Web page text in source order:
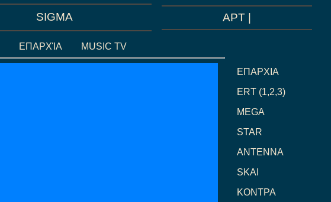
SIGMA ΑΡΤ |
ΕΠΑΡΧΊΑ MUSIC TV
ΕΠΑΡΧΙΑ
ERT (1,2,3)
MEGA
STAR
ANTENNA
SKAI
ΚΟΝΤΡΑ